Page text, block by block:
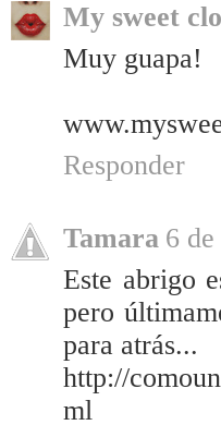
My sweet
Muy guapa!
Responder
Tamara 6
Este abrigo
pero
para atrás...
http://
ml